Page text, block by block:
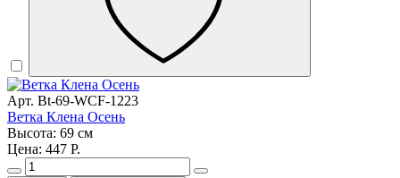
Арт. Bt-69-WCF-1223
Ветка Клена Осень
Высота: 69 см
Цена: 447 Р.